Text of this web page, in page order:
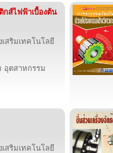
ส์ไฟฟ้าเบื้องต้น
สริมเทคโนโลยี
อุตสาหกรรม
สริมเทคโนโลยี